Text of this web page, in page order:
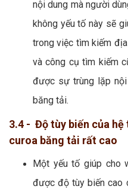
nội dung mà người
không yếu tố này sẽ
trong việc tìm kiếm
và công cụ tìm kiếm
được sự trùng lặp
băng tải.
3.4 - Độ tùy biến của
curoa băng tải rất cao
Một yếu tố giúp cho
được độ tùy biến cao